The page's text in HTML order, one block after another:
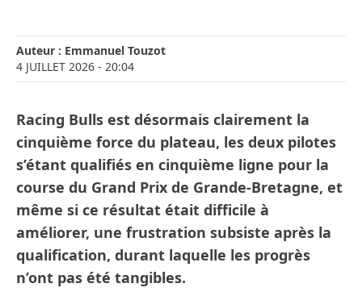
Auteur : Emmanuel Touzot
4 JUILLET 2026 - 20:04
Racing Bulls est désormais clairement la
cinquième force du plateau, les deux pilotes
s’étant qualifiés en cinquième ligne pour la
course du Grand Prix de Grande-Bretagne, et
même si ce résultat était difficile à
améliorer, une frustration subsiste après la
qualification, durant laquelle les progrès
n’ont pas été tangibles.